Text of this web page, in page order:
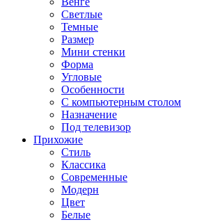
Светлые
Темные
Размер
Мини стенки
Форма
Угловые
Особенности
С компьютерным столом
Назначение
Под телевизор
Прихожие
Стиль
Классика
Современные
Модерн
Цвет
Белые